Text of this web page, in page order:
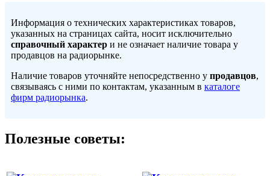
Информация о технических характеристиках товаров,
указанных на страницах сайта, носит исключительно
справочный характер и не означает наличие товара у
продавцов на радиорынке.
Наличие товаров уточняйте непосредственно у продавцов,
связываясь с ними по контактам, указанным в каталоге
фирм радиорынка.
Полезные советы: